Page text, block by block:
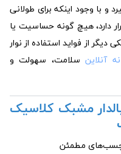
با وجود اینکه برای طولانی
دارد، هیچ گونه حساسیت یا
از فواید استفاده از نوار
آنلاینسلامت، سهولت و
مشبک کلاسیک
چسب‌های مطمئن